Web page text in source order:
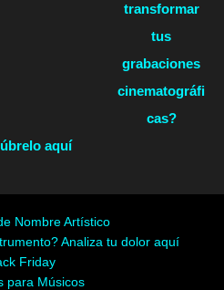
transformar
tus
grabaciones
cinematográfi
cas?
aquí
Nombre Artístico
Analiza tu dolor aquí
Friday
para Músicos